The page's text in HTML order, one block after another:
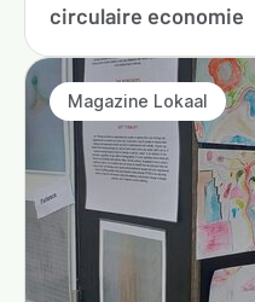
circulaire economie
Magazine Lokaal